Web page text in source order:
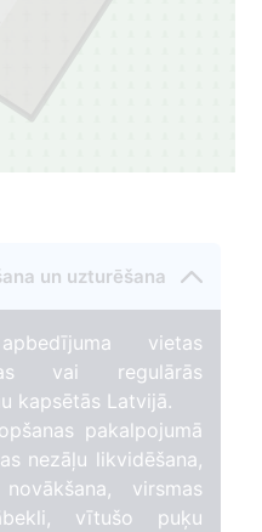
un uzturēšana
vietas
vai regulārās
kapsētās Latvijā.
pakalpojumā
nezāļu likvidēšana,
virsmas
vītušo puķu